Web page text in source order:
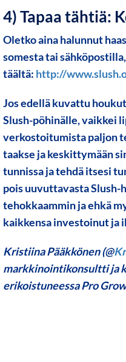
4) Tapaa tähtiä:
Oletko aina halunnut
somesta tai
täältä: http://
Jos edellä kuvattu
Slush-pöhinälle, vaikkei
verkostoitumista paljon
taakse ja keskittymään
tunnissa ja tehdä itsesi
pois uuvuttavasta
tehokkaammin ja ehkä
kaikkensa investoinut ja
Kristiina Pääkkönen (@
markkinointikonsultti ja
erikoistuneessa Pro